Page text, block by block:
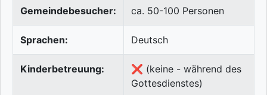
Gemeindebesucher: ca. 50-100 Personen
Sprachen: Deutsch
Kinderbetreuung:
❌ (keine - während des
Gottesdienstes)